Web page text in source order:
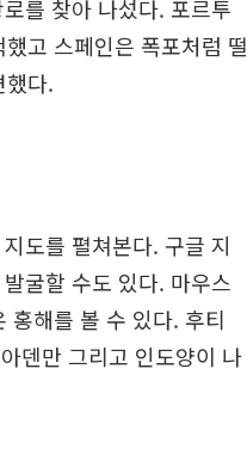
를 찾아 나섰다. 포르투
고 스페인은 폭포처럼 떨
했다.
도를 펼쳐본다. 구글 지
굴할 수도 있다. 마우스
홍해를 볼 수 있다. 후티
덴만 그리고 인도양이 나